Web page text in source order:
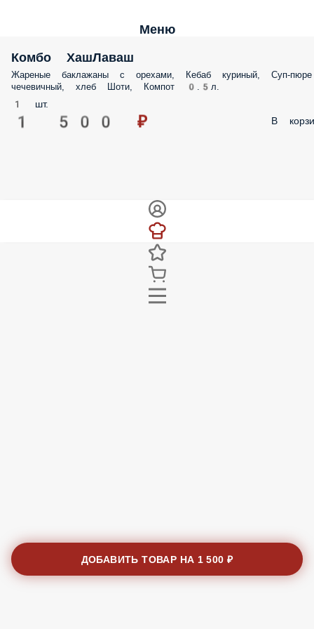
Меню
Комбо ХашЛаваш
Жареные баклажаны с орехами, Кебаб куриный, Суп-пюре
чечевичный, хлеб Шоти, Компот 0.5л.
1 шт.
1 500 ₽ В
ДОБАВИТЬ ТОВАР НА 1 500 ₽